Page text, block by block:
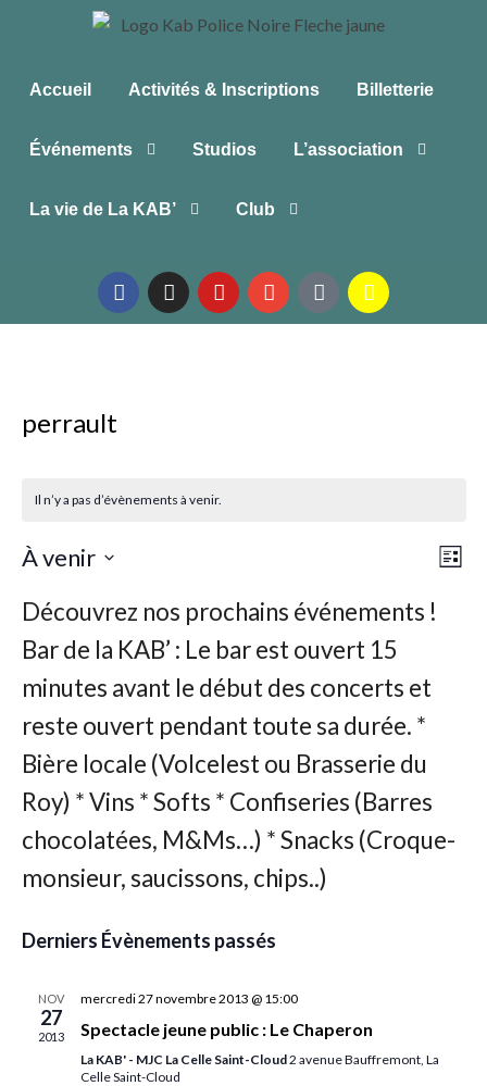
Accueil Activités & Inscriptions Billetterie
Événements Studios L’association
La vie de La KAB’ Club
perrault
Il n’y a pas d’évènements à venir.
par
Liste
À venir
une
date.
Derniers Évènements passés
NOV
27
2013
mercredi 27 novembre 2013 @ 15:00
Spectacle jeune public : Le Chaperon
La KAB' - MJC La Celle Saint-Cloud2 avenue Bauffremont, La
Celle Saint-Cloud